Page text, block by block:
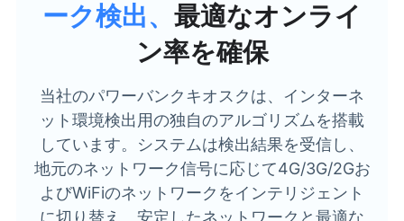
ーク検出、 最適なオンライ
ン率を確保
当社のパワーバンクキオスクは、インターネ
ット環境検出用の独自のアルゴリズムを搭載
しています。システムは検出結果を受信し、
地元のネットワーク信号に応じて4G/3G/2Gお
よびWiFiのネットワークをインテリジェント